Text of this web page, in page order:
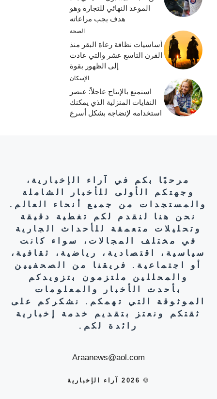
الموعد النهائي للتجارة وهو
هدف يجب مراعاته
الصحة
أساسيات نظافة رعاة البقر منذ
القرن التاسع عشر والتي عادت
إلى الظهور بقوة
الإسكان
استمتع بالإنتاج عاجلاً: عنصر
النفايات المنزلية الذي يمكنك
استخدامه لإنضاجه بشكل أسرع
مرحبًا بكم في آراء الإخبارية،
وجهتكم الأولى للأخبار الشاملة
والمستجدات من جميع أنحاء العالم.
نحن هنا لنقدم لكم تغطية دقيقة
وتحليلات متعمقة للأحداث الجارية
في مختلف المجالات، سواء كانت
سياسية، اقتصادية، رياضية، ثقافية،
أو اجتماعية. فريقنا من الصحفيين
والمحللين ملتزمون بتزويدكم
بأحدث الأخبار والمعلومات
الموثوقة التي تهمكم. نشكركم على
ثقتكم ونعتز بتقديم خدمة إخبارية
رائدة لكم.
Araanews@aol.com
© 2026 آراء الإخبارية